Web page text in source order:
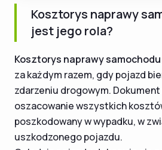
Kosztorys naprawy
jest jego rola?
Kosztorys naprawy samochodu
za każdym razem, gdy pojazd
zdarzeniu drogowym. Dokument
oszacowanie wszystkich
poszkodowany w wypadku, w
uszkodzonego pojazdu.